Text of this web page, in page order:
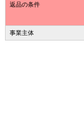
返品の条件
事業主体